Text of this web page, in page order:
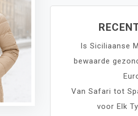
Is Siciliaanse
bewaarde
Van Safari tot
voor Elk